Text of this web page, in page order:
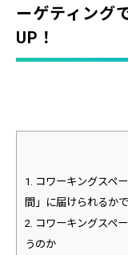
ーゲティング
UP！
1.
コワーキングスペ
間」に届けられるか
2. コワーキングスペ
うのか